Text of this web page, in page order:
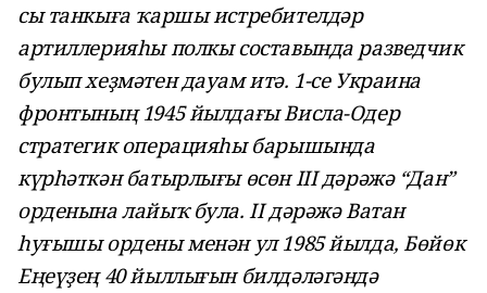
сы танкыға ҡаршы истребителдәр
артиллерияһы полкы составында разведчик
булып хеҙмәтен дауам итә. 1-се Украина
фронтының 1945 йылдағы Висла-Одер
стратегик операцияһы барышында
күрһәткән батырлығы өсөн III дәрәжә “Дан”
орденына лайыҡ була. II дәрәжә Ватан
һуғышы ордены менән ул 1985 йылда, Бөйөк
Еңеүҙең 40 йыллығын билдәләгәндә